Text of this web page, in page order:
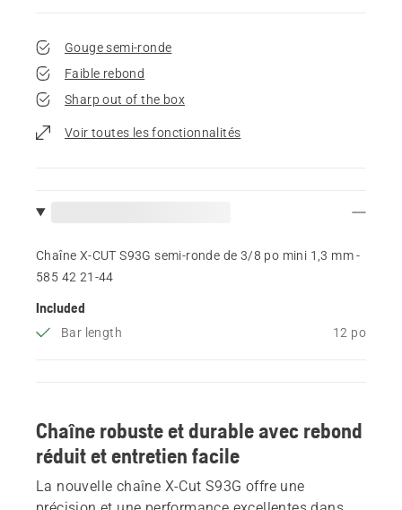
Gouge semi-ronde
Faible rebond
Sharp out of the box
Voir toutes les fonctionnalités
Chaîne X-CUT S93G semi-ronde de 3/8 po mini 1,3 mm -
585 42 21‑44
Included
Bar length 12 po
Chaîne robuste et durable avec rebond
réduit et entretien facile
La nouvelle chaîne X-Cut S93G offre une